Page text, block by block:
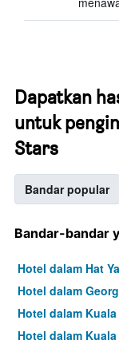
Dapatkan
untuk
Stars
Bandar popular
Bandar-bandar
Hotel dalam Hat
Hotel dalam
Hotel dalam
Hotel dalam